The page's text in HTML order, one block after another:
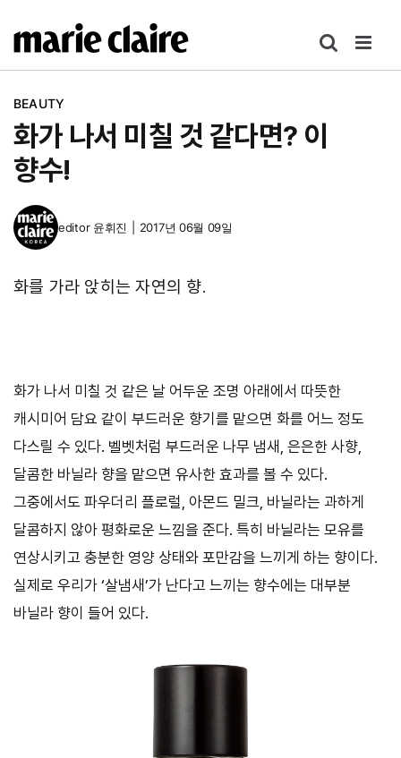
텐
BEAUTY
화가 나서 미칠 것 같다면? 이
향수!
editor 윤휘진 2017년 06월 09일
화를 가라 앉히는 자연의 향.
화가 나서 미칠 것 같은 날 어두운 조명 아래에서 따뜻한
캐시미어 담요 같이 부드러운 향기를 맡으면 화를 어느 정도
다스릴 수 있다. 벨벳처럼 부드러운 나무 냄새, 은은한 사향,
달콤한 바닐라 향을 맡으면 유사한 효과를 볼 수 있다.
그중에서도 파우더리 플로럴, 아몬드 밀크, 바닐라는 과하게
달콤하지 않아 평화로운 느낌을 준다. 특히 바닐라는 모유를
연상시키고 충분한 영양 상태와 포만감을 느끼게 하는 향이다.
실제로 우리가 ‘살냄새’가 난다고 느끼는 향수에는 대부분
바닐라 향이 들어 있다.